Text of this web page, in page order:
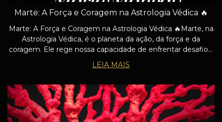
Marte: A Força e Coragem na Astrologia Védica 🔥
Marte: A Força e Coragem na Astrologia Védica 🔥Marte, na
Astrologia Védica, é o planeta da ação, da força e da
coragem. Ele rege nossa capacidade de enfrentar desafios,
agir com determinação e alcançar nossas metas com foco
e energia. Marte simboliz
LEIA MAIS